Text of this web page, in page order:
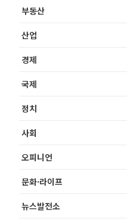
부동산
산업
경제
국제
정치
사회
오피니언
문화·라이프
뉴스발전소